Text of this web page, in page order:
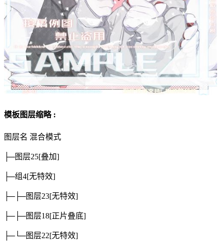
模板图层缩略 :
图层名 混合模式
├─图层25[叠加]
├─组4[无特效]
├─├─图层23[无特效]
├─├─图层18[正片叠底]
├─└─图层22[无特效]